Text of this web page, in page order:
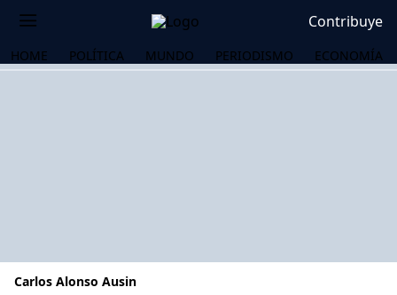
Contribuye
HOME POLÍTICA MUNDO PERIODISMO ECONOMÍA
Carlos Alonso Ausin